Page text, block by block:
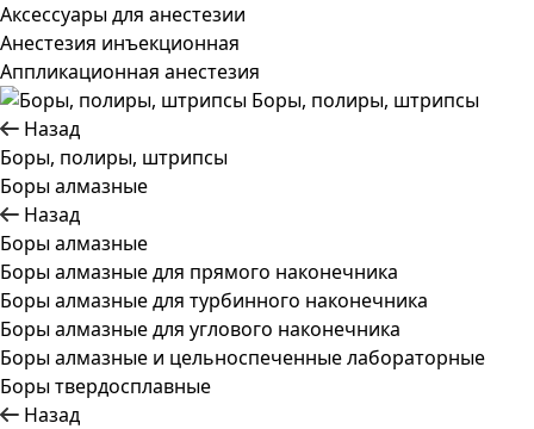
Аксессуары для анестезии
Анестезия инъекционная
Аппликационная анестезия
Боры, полиры, штрипсы
Назад
Боры, полиры, штрипсы
Боры алмазные
Назад
Боры алмазные
Боры алмазные для прямого наконечника
Боры алмазные для турбинного наконечника
Боры алмазные для углового наконечника
Боры алмазные и цельноспеченные лабораторные
Боры твердосплавные
Назад